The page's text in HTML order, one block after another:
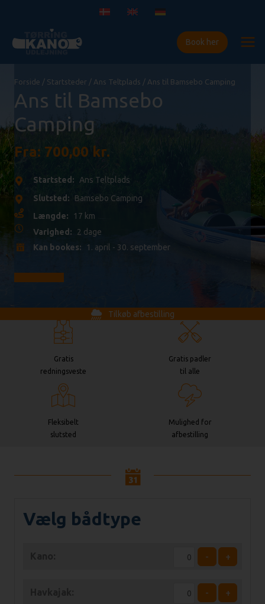
Book her
Forside / Startsteder / Ans Teltplads / Ans til Bamsebo Camping
Ans til Bamsebo
Camping
Fra: 700,00 kr.
Startsted: Ans Teltplads
Slutsted:
Bamsebo Camping
Længde:
17 km
Varighed:
2 dage
Kan bookes:
1. april - 30. september
Tilkøb afbestilling
Gratis
redningsveste
Gratis padler
til alle
Fleksibelt
slutsted
Mulighed for
afbestilling
Vælg bådtype
- +
- +